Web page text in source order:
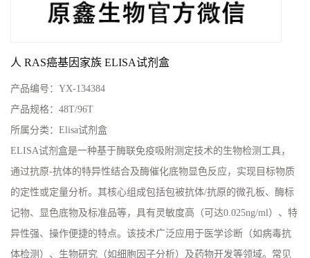
人 RAS癌基因家族 ELISA试剂盒
产品编号： YX-134384
产品规格： 48T/96T
所属分类： Elisa试剂盒
ELISA试剂盒是一种基于酶联免疫吸附测定技术的生物检测工具，
通过抗原-抗体的特异性结合及酶催化底物显色反应，实现目标物质
的定性或定量分析。其核心组成包括包被抗体/抗原的微孔板、酶标
记物、显色底物及标准品等，具有灵敏度高（可达0.025ng/ml）、特
异性强、操作便捷的特点。该技术广泛应用于医学诊断（如病毒抗
体检测）、生物研究（如细胞因子分析）及药物开发等领域。常见